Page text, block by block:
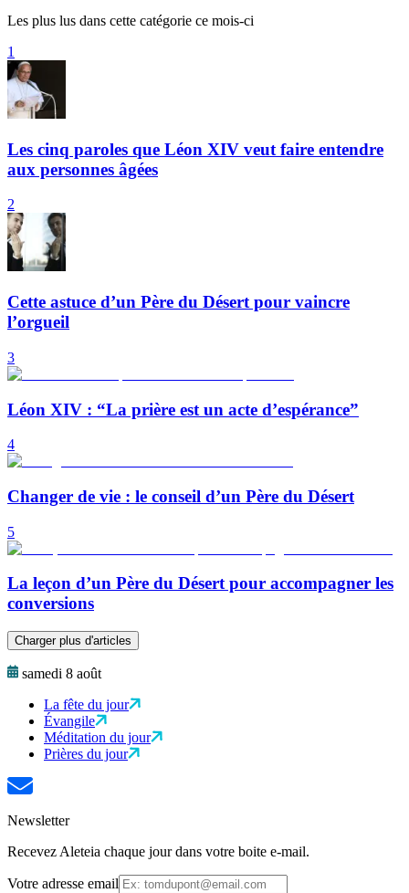
Les plus lus dans cette catégorie ce mois-ci
1
Les cinq paroles que Léon XIV veut faire entendre
aux personnes âgées
2
Cette astuce d’un Père du Désert pour vaincre
l’orgueil
3
Léon XIV : “La prière est un acte d’espérance”
4
Changer de vie : le conseil d’un Père du Désert
5
La leçon d’un Père du Désert pour accompagner les
conversions
Charger plus d'articles
samedi 8 août
La fête du jour
Évangile
Méditation du jour
Prières du jour
Newsletter
Recevez Aleteia chaque jour dans votre boite e-mail.
Votre adresse email